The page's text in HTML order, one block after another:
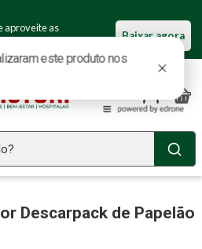
aproveite as
Baixar agora
Descarpack de Papelão